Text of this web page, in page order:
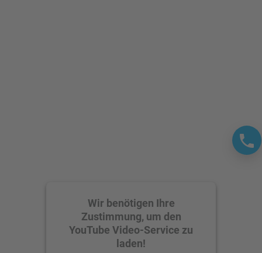
Wir benötigen Ihre
Zustimmung, um den
YouTube Video-Service zu
laden!